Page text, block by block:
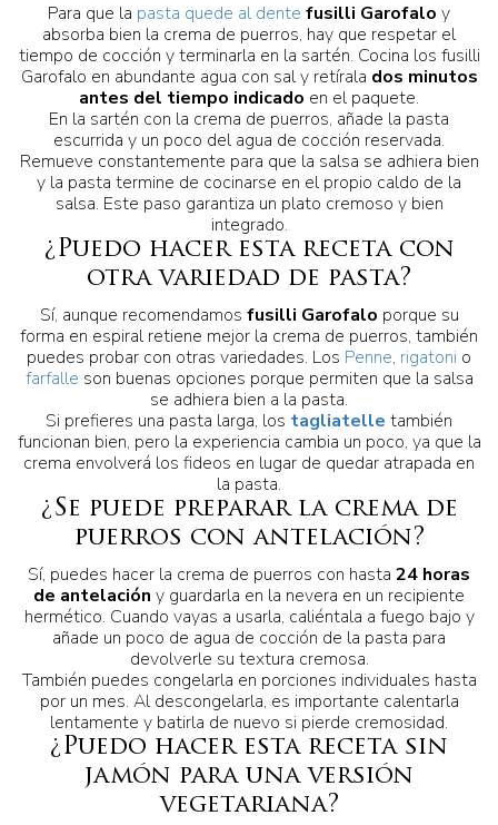
Para que la pasta quede al dente fusilli Garofalo y
absorba bien la crema de puerros, hay que respetar el
tiempo de cocción y terminarla en la sartén. Cocina los fusilli
Garofalo en abundante agua con sal y retírala dos minutos
antes del tiempo indicado en el paquete.
En la sartén con la crema de puerros, añade la pasta
escurrida y un poco del agua de cocción reservada.
Remueve constantemente para que la salsa se adhiera bien
y la pasta termine de cocinarse en el propio caldo de la
salsa. Este paso garantiza un plato cremoso y bien
integrado.
¿Puedo hacer esta receta con
otra variedad de pasta?
Sí, aunque recomendamos fusilli Garofalo porque su
forma en espiral retiene mejor la crema de puerros, también
puedes probar con otras variedades. Los Penne, rigatoni o
farfalle son buenas opciones porque permiten que la salsa
se adhiera bien a la pasta.
Si prefieres una pasta larga, los tagliatelle también
funcionan bien, pero la experiencia cambia un poco, ya que la
crema envolverá los fideos en lugar de quedar atrapada en
la pasta.
¿Se puede preparar la crema de
puerros con antelación?
Sí, puedes hacer la crema de puerros con hasta 24 horas
de antelación y guardarla en la nevera en un recipiente
hermético. Cuando vayas a usarla, caliéntala a fuego bajo y
añade un poco de agua de cocción de la pasta para
devolverle su textura cremosa.
También puedes congelarla en porciones individuales hasta
por un mes. Al descongelarla, es importante calentarla
lentamente y batirla de nuevo si pierde cremosidad.
¿Puedo hacer esta receta sin
jamón para una versión
vegetariana?